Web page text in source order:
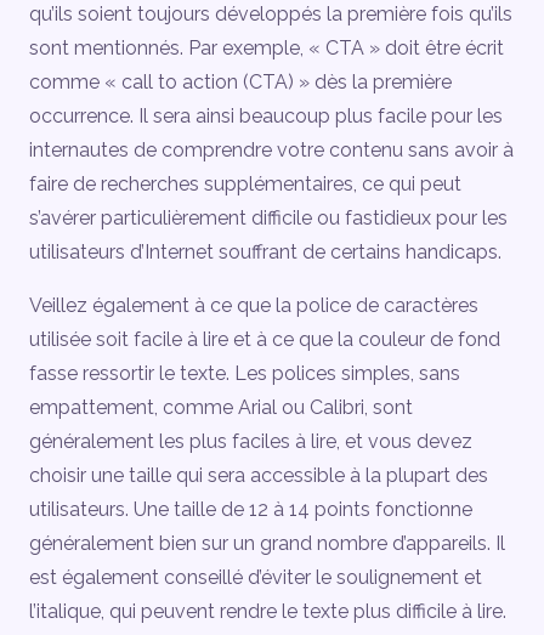
qu’ils soient toujours développés la première fois qu’ils
sont mentionnés. Par exemple, « CTA » doit être écrit
comme « call to action (CTA) » dès la première
occurrence. Il sera ainsi beaucoup plus facile pour les
internautes de comprendre votre contenu sans avoir à
faire de recherches supplémentaires, ce qui peut
s’avérer particulièrement difficile ou fastidieux pour les
utilisateurs d’Internet souffrant de certains handicaps.
Veillez également à ce que la police de caractères
utilisée soit facile à lire et à ce que la couleur de fond
fasse ressortir le texte. Les polices simples, sans
empattement, comme Arial ou Calibri, sont
généralement les plus faciles à lire, et vous devez
choisir une taille qui sera accessible à la plupart des
utilisateurs. Une taille de 12 à 14 points fonctionne
généralement bien sur un grand nombre d’appareils. Il
est également conseillé d’éviter le soulignement et
l’italique, qui peuvent rendre le texte plus difficile à lire.